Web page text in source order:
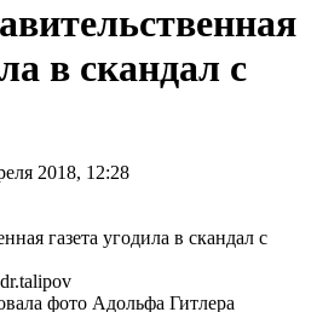
в скандал с
2018, 12:28
фото Адольфа Гитлера